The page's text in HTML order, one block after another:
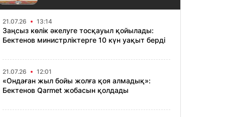
21.07.26 13:14
Заңсыз көлік әкелуге тосқауыл қойылады:
Бектенов министрліктерге 10 күн уақыт берді
21.07.26 12:01
«Ондаған жыл бойы жолға қоя алмадық»:
Бектенов Qarmet жобасын қолдады